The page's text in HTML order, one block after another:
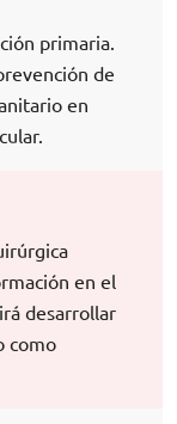
primaria.
de
en
en el
desarrollar
como